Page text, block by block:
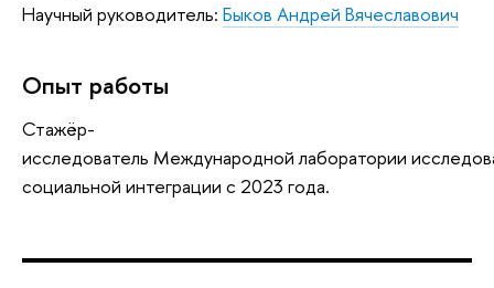
Научный руководитель: Быков Андрей Вячеславович
Опыт работы
Стажёр-
исследователь Международной лаборатории
социальной интеграции с 2023 года.